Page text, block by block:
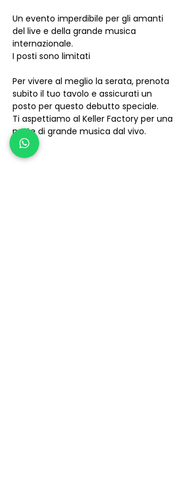
Un evento imperdibile per gli amanti
del live e della grande musica
internazionale.
I posti sono limitati
Per vivere al meglio la serata, prenota
subito il tuo tavolo e assicurati un
posto per questo debutto speciale.
Ti aspettiamo al Keller Factory per una
notte di grande musica dal vivo.